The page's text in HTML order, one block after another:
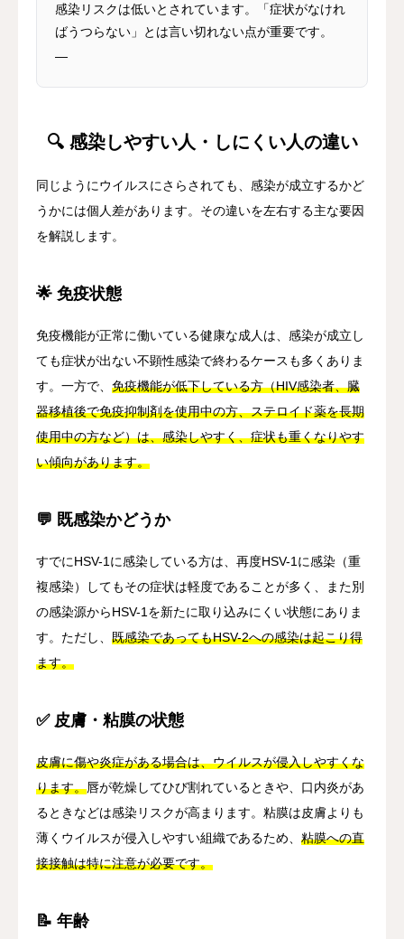
感染リスクは低いとされています。「症状がなけれ
ばうつらない」とは言い切れない点が重要です。
—
🔍 感染しやすい人・しにくい人の違い
同じようにウイルスにさらされても、感染が成立するかど
うかには個人差があります。その違いを左右する主な要因
を解説します。
🌟 免疫状態
免疫機能が正常に働いている健康な成人は、感染が成立し
ても症状が出ない不顕性感染で終わるケースも多くありま
す。一方で、 免疫機能が低下している方（HIV感染者、臓
器移植後で免疫抑制剤を使用中の方、ステロイド薬を長期
使用中の方など）は、感染しやすく、症状も重くなりやす
い傾向があります。
💬 既感染かどうか
すでにHSV-1に感染している方は、再度HSV-1に感染（重
複感染）してもその症状は軽度であることが多く、また別
の感染源からHSV-1を新たに取り込みにくい状態にありま
す。ただし、 既感染であってもHSV-2への感染は起こり得
ます。
✅ 皮膚・粘膜の状態
皮膚に傷や炎症がある場合は、ウイルスが侵入しやすくな
ります。唇が乾燥してひび割れているときや、口内炎があ
るときなどは感染リスクが高まります。粘膜は皮膚よりも
薄くウイルスが侵入しやすい組織であるため、 粘膜への直
接接触は特に注意が必要です。
📝 年齢